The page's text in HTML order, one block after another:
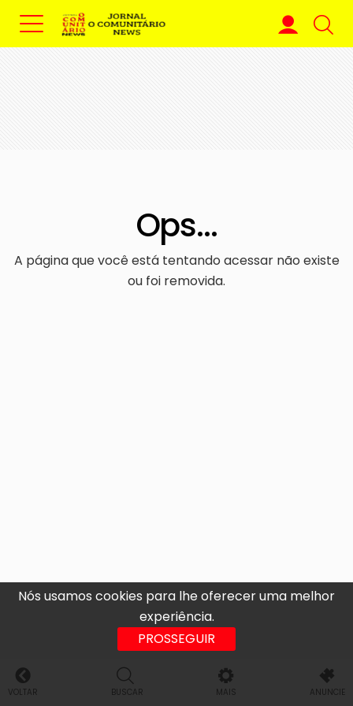
Nós usamos cookies para lhe oferecer uma melhor
experiência.
PROSSEGUIR
Ops...
A página que você está tentando acessar não existe
ou foi removida.
VOLTAR BUSCAR MAIS ANUNCIE